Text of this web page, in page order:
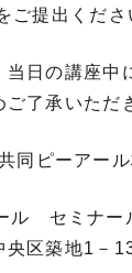
ご提出くだ
日の講座
了承いただ
ール株式
ミナール
13－1 銀